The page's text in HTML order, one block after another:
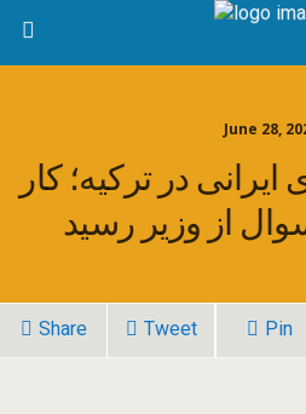
June 28,
در ترکیه؛ کار
از وزیر رسید
Share Tweet Pin